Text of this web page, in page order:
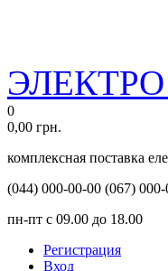
0
0,00 грн.
комплексная поставка
(044) 000-00-00 (067)
пн-пт с 09.00 до 18.00
Регистрация
Вход